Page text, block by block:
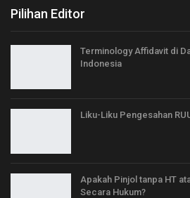
Pilihan Editor
Terminology Affidavit di
Indonesia
Liku-Liku Pengesahan
Apakah Pinjol tanpa HT
Secara Hukum?